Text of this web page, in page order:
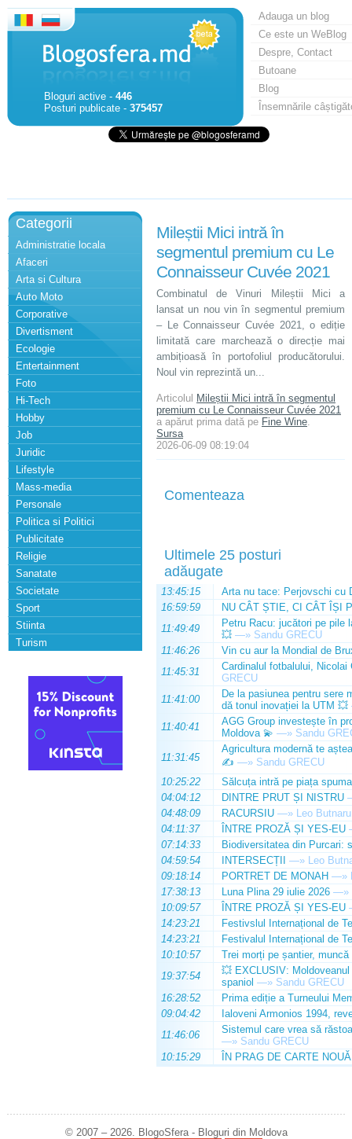
Bloguri active - 446
Posturi publicate - 375457
Adauga un blog
Ce este un WeBlog
Despre, Contact
Butoane
Blog
Însemnările
Categorii
Administratie locala
Afaceri
Arta si Cultura
Auto Moto
Corporative
Divertisment
Ecologie
Entertainment
Foto
Hi-Tech
Hobby
Job
Juridic
Lifestyle
Mass-media
Personale
Politica si Politici
Publicitate
Religie
Sanatate
Societate
Sport
Stiinta
Turism
Mileștii Mici intră în
segmentul premium cu Le
Connaisseur Cuvée 2021
Combinatul de Vinuri Mileștii Mici a
lansat un nou vin în segmentul premium
– Le Connaisseur Cuvée 2021, o ediție
limitată care marchează o direcție mai
ambițioasă în portofoliul producătorului.
Noul vin reprezintă un...
Articolul Mileștii Mici intră în segmentul
premium cu Le Connaisseur Cuvée 2021
a apărut prima dată pe Fine Wine.
Sursa
2026-06-09 08:19:04
Comenteaza
Ultimele 25 posturi
adăugate
13:45:15
Arta nu tace: Perjovschi cu
16:59:59
NU CÂT ȘTIE, CI CÂT ÎȘI
11:49:49
Petru Racu: jucători pe pile
💥 —» Sandu GRECU
11:46:26
Vin cu aur la Mondial de
11:45:31
Cardinalul fotbalului,
GRECU
11:41:00
De la pasiunea pentru sere
dă tonul inovației la UTM 💥
11:40:41
AGG Group investește în
Moldova 💫 —» Sandu
11:31:45
Agricultura modernă te
✍️ —» Sandu GRECU
10:25:22
Sălcuța intră pe piața
04:04:12
DINTRE PRUT ȘI NISTRU
04:48:09
RACURSIU —» Leo Butnaru
04:11:37
ÎNTRE PROZĂ ȘI YES-EU
07:14:33
Biodiversitatea din Purcari:
04:59:54
INTERSECȚII —» Leo
09:18:14
PORTRET DE MONAH —»
17:38:13
Luna Plina 29 iulie 2026 —»
10:09:57
ÎNTRE PROZĂ ȘI YES-EU
14:23:21
Festivslul Internațional de
14:23:21
Festivalul Internațional de
10:10:57
Trei morți pe șantier, muncă
19:37:54
💥 EXCLUSIV:
spaniol —» Sandu GRECU
16:28:52
Prima ediție a Turneului
09:04:42
Ialoveni Armonios 1994,
11:46:06
Sistemul care vrea să
—» Sandu GRECU
10:15:29
ÎN PRAG DE CARTE NOUĂ
© 2007 – 2026. BlogoSfera - Bloguri din Moldova